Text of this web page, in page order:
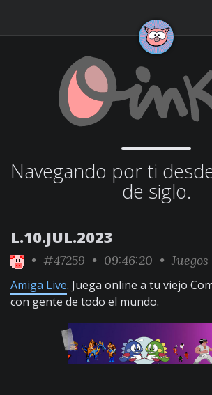
Navegando por ti
de siglo.
L.10.JUL.2023
• #47259 • 09:46:20 • Juegos
Amiga Live. Juega online a tu viejo
con gente de todo el mundo.